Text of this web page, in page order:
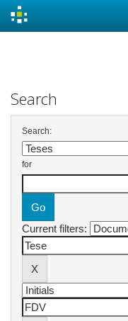
Search
Search:
for
Current filters: